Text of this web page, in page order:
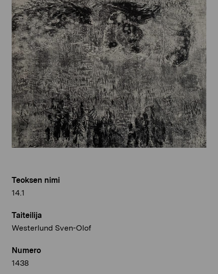
Teoksen nimi
14.1
Taiteilija
Westerlund Sven-Olof
Numero
1438